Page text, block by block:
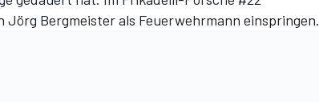
Bergmeister als Feuerwehrmann einspringen.